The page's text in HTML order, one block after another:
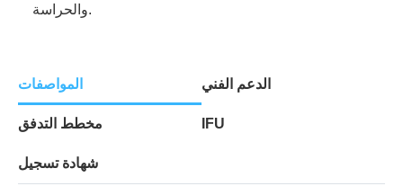
والحراسة.
المواصفات الدعم الفني
مخطط التدفق IFU
شهادة تسجيل